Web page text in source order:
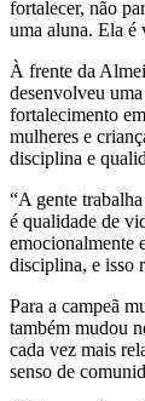
fortalecer, não
uma aluna. Ela é
À frente da
desenvolveu
fortalecimento
mulheres e
disciplina e
“A gente
é qualidade de
emocionalmente
disciplina, e isso
Para a campeã
também mudou
cada vez mais
senso de